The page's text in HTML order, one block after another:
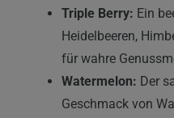
Triple Berry: Ein
Heidelbeeren,
für wahre
Watermelon: Der
Geschmack von